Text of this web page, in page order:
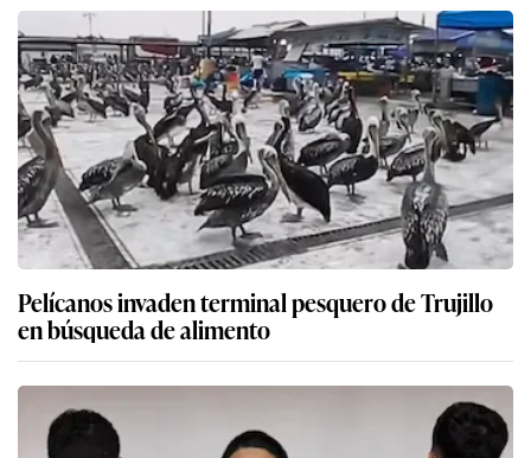
Pelícanos invaden terminal pesquero de Trujillo
en búsqueda de alimento